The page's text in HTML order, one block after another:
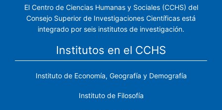
El Centro de Ciencias Humanas y Sociales (CCHS) del
Consejo Superior de Investigaciones Científicas está
integrado por seis institutos de investigación.
Institutos en el CCHS
Instituto de Economía, Geografía y Demografía
Instituto de Filosofía